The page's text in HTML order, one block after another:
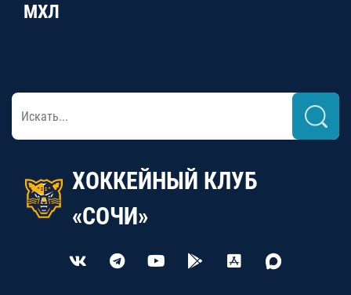
МХЛ
ХОККЕЙНЫЙ КЛУБ
«СОЧИ»